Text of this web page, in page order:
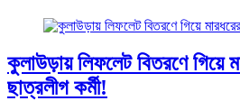
কুলাউড়ায় লিফলেট বিতরণে গিয়ে
ছাত্রলীগ কর্মী!